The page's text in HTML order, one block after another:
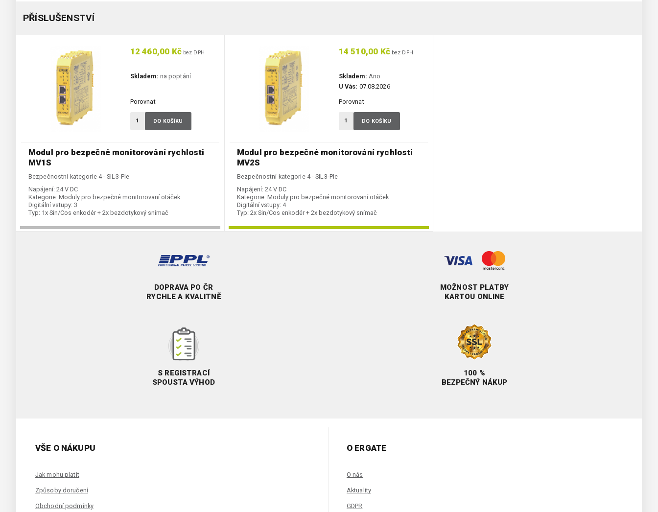
PŘÍSLUŠENSTVÍ
Modul pro bezpečné monitorování rychlosti
MV1S
Bezpečnostní kategorie 4 - SIL3-Ple
Napájení: 24 V DC
Kategorie: Moduly pro bezpečné monitorovaní otáček
Digitální vstupy: 3
Typ: 1x Sin/Cos enkodér + 2x bezdotykový snímač
12 460,00 Kčbez DPH
Skladem: na poptání
Porovnat
DO KOŠÍKU
Modul pro bezpečné monitorování rychlosti
MV2S
Bezpečnostní kategorie 4 - SIL3-Ple
Napájení: 24 V DC
Kategorie: Moduly pro bezpečné monitorovaní otáček
Digitální vstupy: 4
Typ: 2x Sin/Cos enkodér + 2x bezdotykový snímač
14 510,00 Kčbez DPH
Skladem: Ano
U Vás: 07.08.2026
Porovnat
DO KOŠÍKU
DOPRAVA PO ČR
RYCHLE A KVALITNĚ
MOŽNOST PLATBY
KARTOU ONLINE
S REGISTRACÍ
SPOUSTA VÝHOD
100 %
BEZPEČNÝ NÁKUP
VŠE O NÁKUPU
Jak mohu platit
Způsoby doručení
Obchodní podmínky
O ERGATE
O nás
Aktuality
GDPR